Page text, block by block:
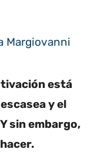
Margiovanni
está
y el
sin embargo,